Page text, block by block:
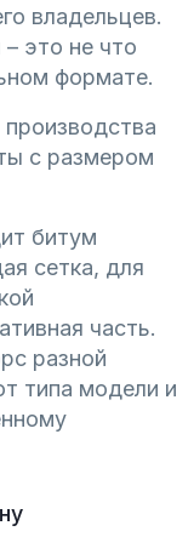
владельцев.
это не что
формате.
с размером
битум
сетка, для
часть.
разной
типа модели и